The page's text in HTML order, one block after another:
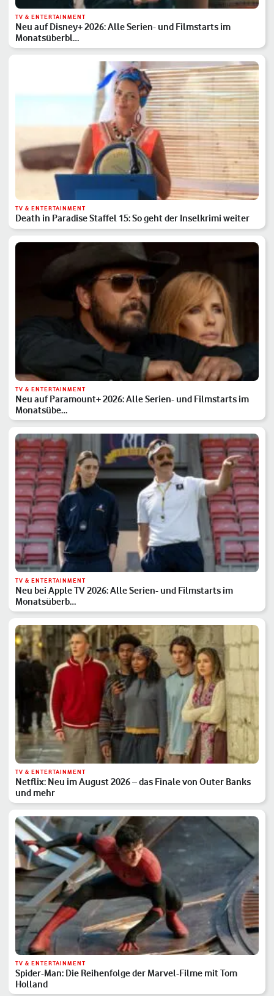
TV & ENTERTAINMENT
Neu auf Disney+ 2026: Alle Serien- und Filmstarts im
Monatsüberbl…
TV & ENTERTAINMENT
Death in Paradise Staffel 15: So geht der Inselkrimi weiter
TV & ENTERTAINMENT
Neu auf Paramount+ 2026: Alle Serien- und Filmstarts im
Monatsübe…
TV & ENTERTAINMENT
Neu bei Apple TV 2026: Alle Serien- und Filmstarts im
Monatsüberb…
TV & ENTERTAINMENT
Netflix: Neu im August 2026 – das Finale von Outer Banks
und mehr
TV & ENTERTAINMENT
Spider-Man: Die Reihenfolge der Marvel-Filme mit Tom
Holland